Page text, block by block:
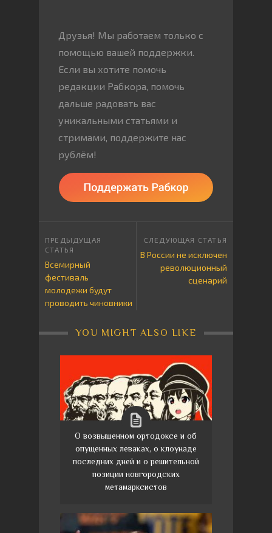
Друзья! Мы работаем только с
помощью вашей поддержки.
Если вы хотите помочь
редакции Рабкора, помочь
дальше радовать вас
уникальными статьями и
стримами, поддержите нас
рублём!
Всемирный
фестиваль
молодежи будут
проводить чиновники
В России не исключен
революционный
сценарий
YOU MIGHT ALSO LIKE
О возвышенном ортодоксе и об
опущенных леваках, о клоунаде
последних дней и о решительной
позиции новгородских
метамарксистов